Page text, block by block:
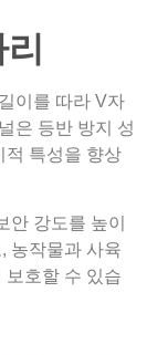
이를 따라 V자
은 등반 방지 성
적 특성을 향상
안 강도를 높이
농작물과 사육
보호할 수 있습